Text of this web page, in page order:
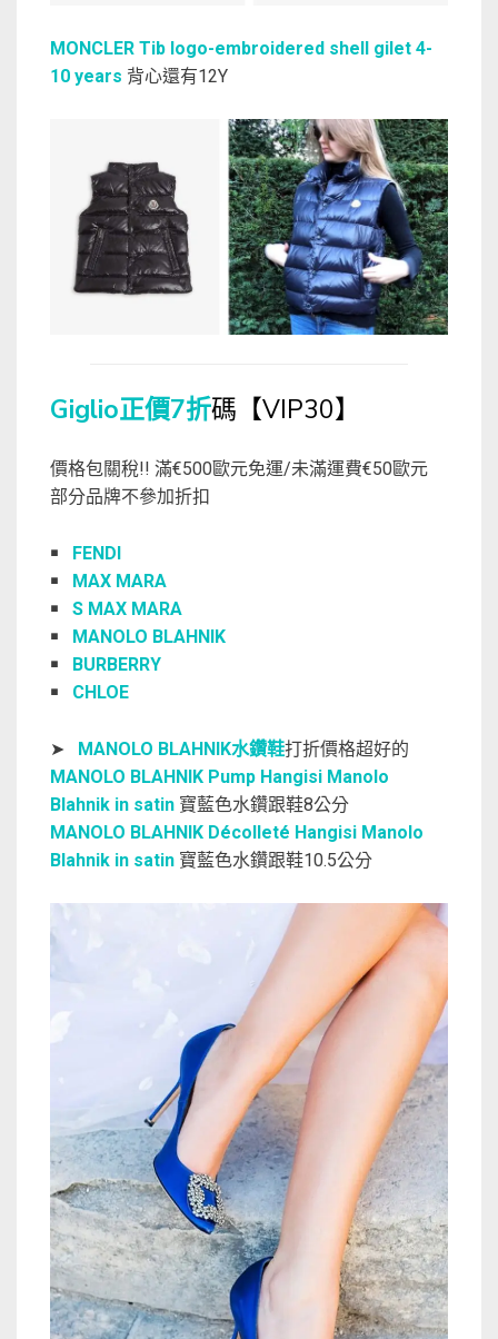
MONCLER Tib logo-embroidered shell gilet 4-
10 years 背心還有12Y
Giglio正價7折碼【VIP30】
價格包關稅!! 滿€500歐元免運/未滿運費€50歐元
部分品牌不參加折扣
￭ FENDI
￭ MAX MARA
￭ S MAX MARA
￭ MANOLO BLAHNIK
￭ BURBERRY
￭ CHLOE
➤ MANOLO BLAHNIK水鑽鞋打折價格超好的
MANOLO BLAHNIK Pump Hangisi Manolo
Blahnik in satin 寶藍色水鑽跟鞋8公分
MANOLO BLAHNIK Décolleté Hangisi Manolo
Blahnik in satin 寶藍色水鑽跟鞋10.5公分